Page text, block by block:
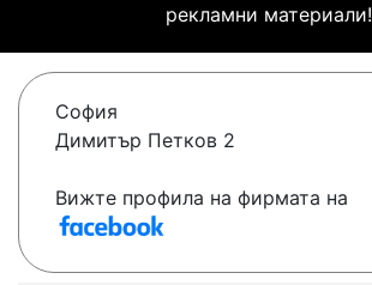
рекламни материали!
София
Димитър Петков 2
Вижте профила на фирмата на